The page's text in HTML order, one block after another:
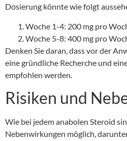
Dosierung könnte wie folgt
Woche 1-4: 200 mg pro
Woche 5-8: 400 mg pro
Denken Sie daran, dass vor der
eine gründliche Recherche und
empfohlen werden.
Risiken und
Wie bei jedem anabolen Steroid
Nebenwirkungen möglich,